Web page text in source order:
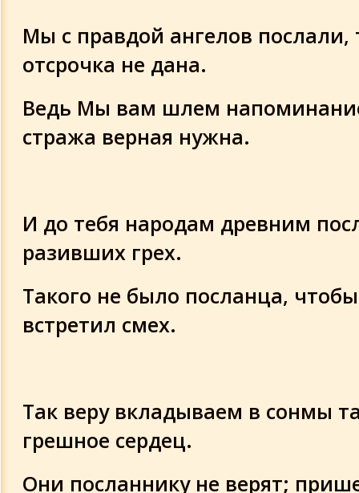
Мы с правдой ангелов послали,
отсрочка не дана.
Ведь Мы вам шлем
стража верная нужна.
И до тебя народам древним
разивших грех.
Такого не было посланца,
встретил смех.
Так веру вкладываем в сонмы
грешное сердец.
Они посланнику не верят;